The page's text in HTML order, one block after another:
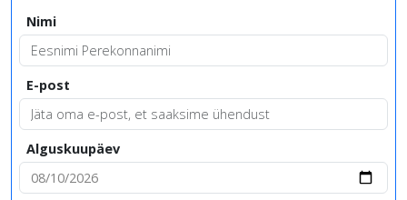
Nimi
E-post
Alguskuupäev